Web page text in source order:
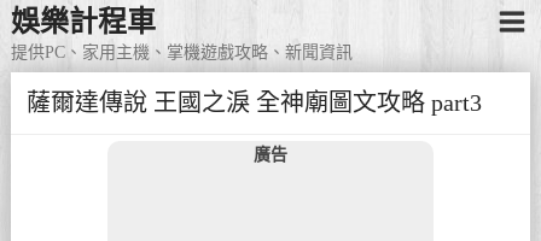
娛樂計程車
提供PC、家用主機、掌機遊戲攻略、新聞資訊
薩爾達傳說 王國之淚 全神廟圖文攻略 part3
廣告